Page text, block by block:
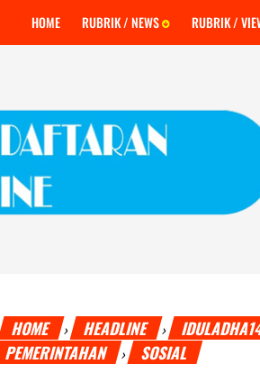
HOME RUBRIK / NEWS RUBRIK /
HOME › HEADLINE ›
PEMERINTAHAN › SOSIAL